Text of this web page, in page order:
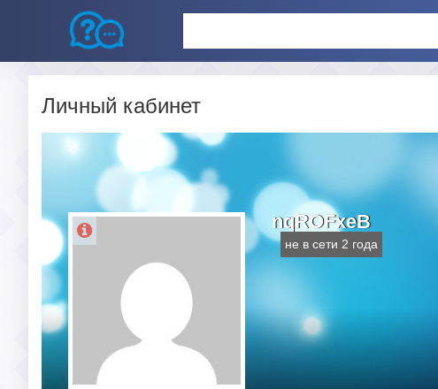
Личный кабинет
nqROFxeB
не в сети 2 года